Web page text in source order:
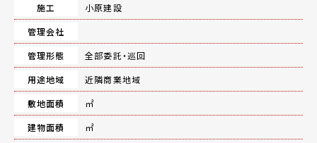
施工
小原建設
管理会社
管理形態
全部委託・巡回
用途地域
近隣商業地域
敷地面積
㎡
建物面積
㎡